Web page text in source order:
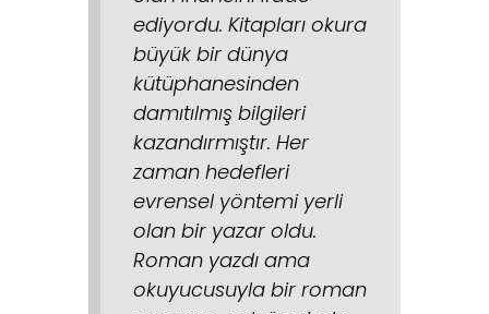
ediyordu. Kitapları okura
büyük bir dünya
kütüphanesinden
damıtılmış bilgileri
kazandırmıştır. Her
zaman hedefleri
evrensel yöntemi yerli
olan bir yazar oldu.
Roman yazdı ama
okuyucusuyla bir roman